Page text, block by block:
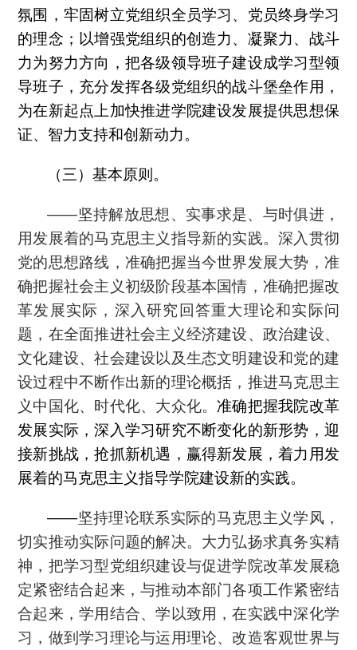
氛围，牢固树立党组织全员学习、党员终身学习
的理念；以增强党组织的创造力、凝聚力、战斗
力为努力方向，把各级领导班子建设成学习型领
导班子，充分发挥各级党组织的战斗堡垒作用，
为在新起点上加快推进学院建设发展提供思想保
证、智力支持和创新动力。
（三）基本原则。
——坚持解放思想、实事求是、与时俱进，
用发展着的马克思主义指导新的实践。深入贯彻
党的思想路线，准确把握当今世界发展大势，准
确把握社会主义初级阶段基本国情，准确把握改
革发展实际，深入研究回答重大理论和实际问
题，在全面推进社会主义经济建设、政治建设、
文化建设、社会建设以及生态文明建设和党的建
设过程中不断作出新的理论概括，推进马克思主
义中国化、时代化、大众化。 准确把握我院改革
发展实际，深入学习研究不断变化的新形势，迎
接新挑战，抢抓新机遇，赢得新发展，着力用发
展着的马克思主义指导学院建设新的实践。
——坚持理论联系实际的马克思主义学风，
切实推动实际问题的解决。大力弘扬求真务实精
神，把学习型党组织建设与促进学院改革发展稳
定紧密结合起来，与推动本部门各项工作紧密结
合起来，学用结合、学以致用，在实践中深化学
习，做到学习理论与运用理论、改造客观世界与